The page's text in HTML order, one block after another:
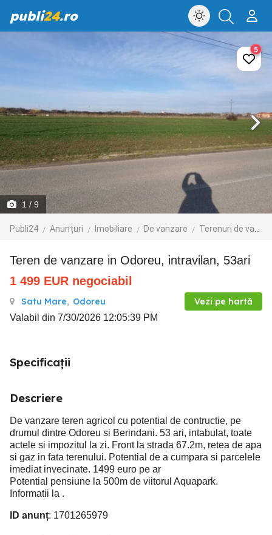
publi24.ro
1 / 9
Publi24 Anunțuri Imobiliare De vanzare Terenuri de vanzare
5
Teren de vanzare in Odoreu, intravilan, 53ari
1 499 EUR negociabil
Satu Mare, Odoreu Vezi pe hartă
Valabil din 7/30/2026 12:05:39 PM
Specificații
Descriere
De vanzare teren agricol cu potential de contructie, pe
drumul dintre Odoreu si Berindani. 53 ari, intabulat, toate
actele si impozitul la zi. Front la strada 67.2m, retea de apa
si gaz in fata terenului. Potential de a cumpara si parcelele
imediat invecinate. 1499 euro pe ar
Potential pensiune la 500m de viitorul Aquapark.
Informatii la .
ID anunț: 1701265979